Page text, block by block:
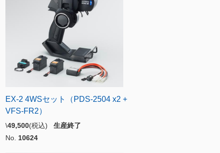
EX-2 4WSセット（PDS-2504 x2 +
VFS-FR2）
\49,500(税込) 生産終了
No. 10624